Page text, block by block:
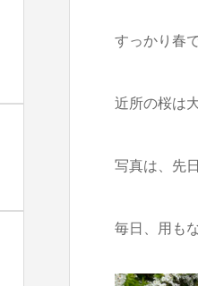
すっかり春
近所の桜は
写真は、先
毎日、用も